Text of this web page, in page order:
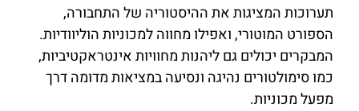
תערוכות המציגות את ההיסטוריה של התחבורה,
הספורט המוטורי, ואפילו מחווה למכוניות הוליוודיות.
המבקרים יכולים גם ליהנות מחוויות אינטראקטיביות,
כמו סימולטורים נהיגה ונסיעה במציאות מדומה דרך
מפעל מכוניות.